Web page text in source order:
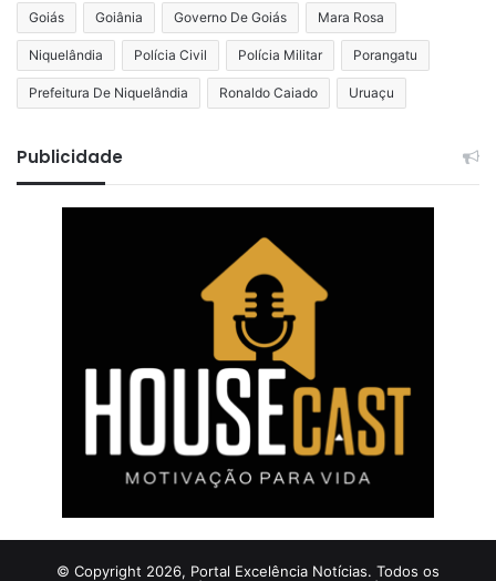
Goiás Goiânia Governo De Goiás Mara Rosa
Niquelândia Polícia Civil Polícia Militar Porangatu
Prefeitura De Niquelândia Ronaldo Caiado Uruaçu
Publicidade
© Copyright 2026, Portal Excelência Notícias. Todos os